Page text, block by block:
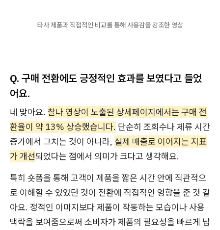
타사 제품과 직접적인 비교를 통해 사용감을 강조한 영상
Q. 구매 전환에도 긍정적인 효과를 보였다고 들었
어요.
네 맞아요. 찰나 영상이 노출된 상세페이지에서는 구매 전
환율이 약 13% 상승했습니다. 단순히 조회수나 체류 시간
증가에서 그치는 것이 아니라, 실제 매출로 이어지는 지표
가 개선되었다는 점에서 의미가 크다고 생각해요.
특히 숏폼을 통해 고객이 제품을 짧은 시간 안에 직관적으
로 이해할 수 있었던 것이 전환에 직접적인 영향을 준 것 같
아요. 정적인 이미지보다 제품이 작동하는 모습이나 사용
맥락을 보여줌으로써 소비자가 제품의 필요성을 빠르게 납